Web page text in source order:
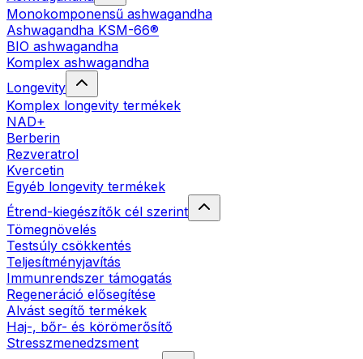
Monokomponensű ashwagandha
Ashwagandha KSM-66®
BIO ashwagandha
Komplex ashwagandha
Longevity
Komplex longevity termékek
NAD+
Berberin
Rezveratrol
Kvercetin
Egyéb longevity termékek
Étrend-kiegészítők cél szerint
Tömegnövelés
Testsúly csökkentés
Teljesítményjavítás
Immunrendszer támogatás
Regeneráció elősegítése
Alvást segítő termékek
Haj-, bőr- és körömerősítő
Stresszmenedzsment